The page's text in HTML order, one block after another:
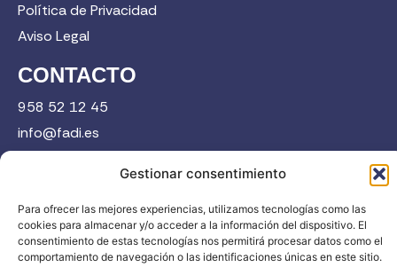
Gestionar consentimiento
Para ofrecer las mejores experiencias, utilizamos tecnologías como las
cookies para almacenar y/o acceder a la información del dispositivo. El
consentimiento de estas tecnologías nos permitirá procesar datos como el
comportamiento de navegación o las identificaciones únicas en este sitio.
Política de Privacidad
Aviso Legal
CONTACTO
958 52 12 45
info@fadi.es
Contacta